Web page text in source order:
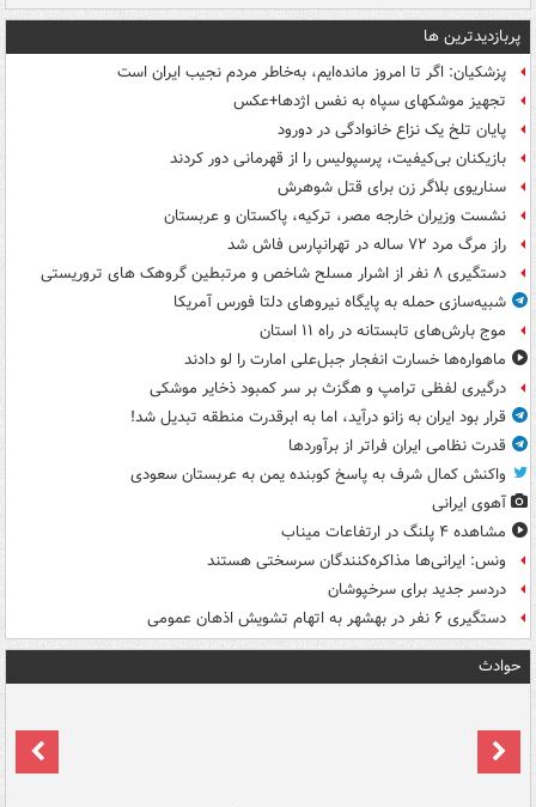
پربازدیدترین ها
پزشکیان: اگر تا امروز مانده‌ایم، به‌خاطر مردم نجیب ایران است
تجهیز موشکهای سپاه به نفس اژدها+عکس
پایان تلخ یک نزاع خانوادگی در دورود
بازیکنان بی‌کیفیت، پرسپولیس را از قهرمانی دور کردند
سناریوی بلاگر زن برای قتل شوهرش
نشست وزیران خارجه مصر، ترکیه، پاکستان و عربستان
راز مرگ مرد ۷۲ ساله در تهرانپارس فاش شد
دستگیری ۸ نفر از اشرار مسلح شاخص و مرتبطین گروهک های تروریستی
شبیه‌سازی حمله به پایگاه نیروهای دلتا فورس آمریکا
موج بارش‌های تابستانه در راه ۱۱ استان
ماهواره‌ها خسارت انفجار جبل‌علی امارت را لو دادند
درگیری لفظی ترامپ و هگزث بر سر کمبود ذخایر موشکی
قرار بود ایران به زانو درآید، اما به ابرقدرت منطقه تبدیل شد!
قدرت نظامی ایران فراتر از برآوردها
واکنش کمال شرف به پاسخ کوبنده یمن به عربستان سعودی
آهوی ایرانی
مشاهده ۴ پلنگ در ارتفاعات میناب
ونس: ایرانی‌ها مذاکره‌کنندگان سرسختی هستند
دردسر جدید برای سرخپوشان
دستگیری ۶ نفر در بهشهر به اتهام تشویش اذهان عمومی
حوادث